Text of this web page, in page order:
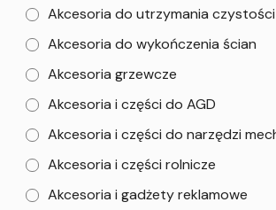
Akcesoria do utrzymania czystości
Akcesoria do wykończenia ścian
Akcesoria grzewcze
Akcesoria i części do AGD
Akcesoria i części do narzędzi
Akcesoria i części rolnicze
Akcesoria i gadżety reklamowe